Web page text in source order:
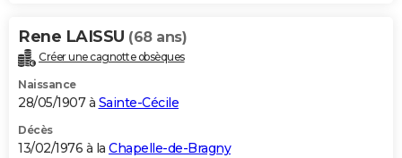
Rene LAISSU (68 ans)
Créer une cagnotte obsèques
Naissance
28/05/1907 à Sainte-Cécile
Décès
13/02/1976 à la Chapelle-de-Bragny